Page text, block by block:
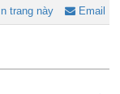
In trang này Email